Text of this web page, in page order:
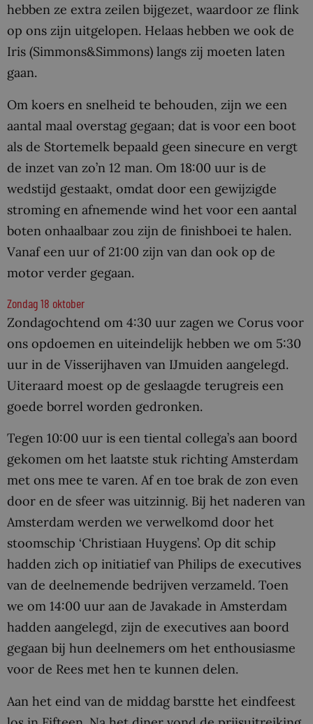
hebben ze extra zeilen bijgezet, waardoor ze flink
op ons zijn uitgelopen. Helaas hebben we ook de
Iris (Simmons&Simmons) langs zij moeten laten
gaan.
Om koers en snelheid te behouden, zijn we een
aantal maal overstag gegaan; dat is voor een boot
als de Stortemelk bepaald geen sinecure en vergt
de inzet van zo’n 12 man. Om 18:00 uur is de
wedstijd gestaakt, omdat door een gewijzigde
stroming en afnemende wind het voor een aantal
boten onhaalbaar zou zijn de finishboei te halen.
Vanaf een uur of 21:00 zijn van dan ook op de
motor verder gegaan.
Zondag 18 oktober
Zondagochtend om 4:30 uur zagen we Corus voor
ons opdoemen en uiteindelijk hebben we om 5:30
uur in de Visserijhaven van IJmuiden aangelegd.
Uiteraard moest op de geslaagde terugreis een
goede borrel worden gedronken.
Tegen 10:00 uur is een tiental collega’s aan boord
gekomen om het laatste stuk richting Amsterdam
met ons mee te varen. Af en toe brak de zon even
door en de sfeer was uitzinnig. Bij het naderen van
Amsterdam werden we verwelkomd door het
stoomschip ‘Christiaan Huygens’. Op dit schip
hadden zich op initiatief van Philips de executives
van de deelnemende bedrijven verzameld. Toen
we om 14:00 uur aan de Javakade in Amsterdam
hadden aangelegd, zijn de executives aan boord
gegaan bij hun deelnemers om het enthousiasme
voor de Rees met hen te kunnen delen.
Aan het eind van de middag barstte het eindfeest